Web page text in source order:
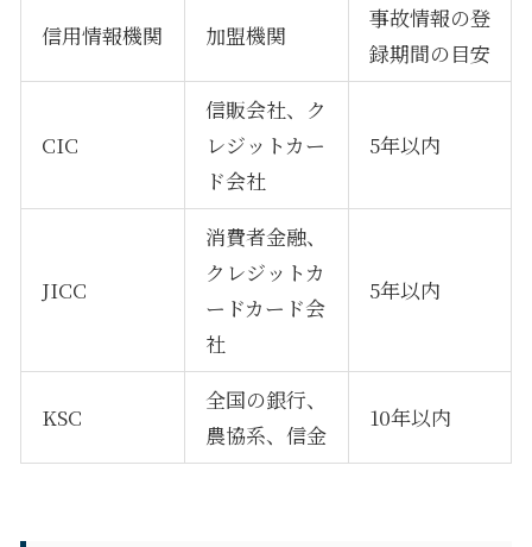
信用情報機関 加盟機関
事故情報の登
録期間の目安
CIC
信販会社、ク
レジットカー
ド会社
5年以内
JICC
消費者金融、
クレジットカ
ードカード会
社
5年以内
KSC
全国の銀行、
農協系、信金
10年以内